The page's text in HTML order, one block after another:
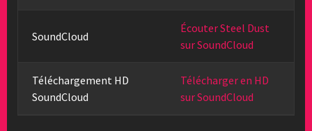
SoundCloud
Écouter Steel Dust
sur SoundCloud
Téléchargement HD
SoundCloud
Télécharger en HD
sur SoundCloud